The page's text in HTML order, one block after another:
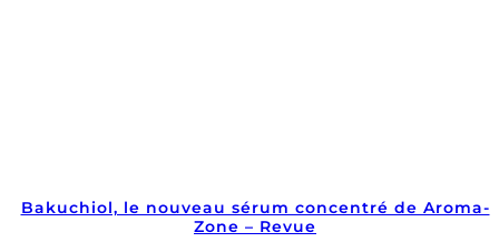
Bakuchiol, le nouveau sérum concentré de Aroma-
Zone – Revue